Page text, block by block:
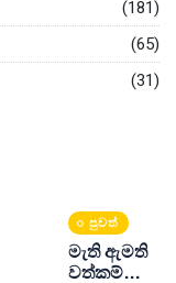
(181)
(65)
(31)
පුවත්
මැති ඇමති
වත්කම්